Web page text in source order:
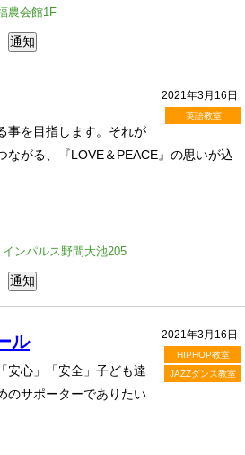
農会館1F
2021年3月16日
英語教室
事を目指します。それが
ながる、『LOVE＆PEACE』の思いが込
ンパルス野間大池205
2021年3月16日
HIPHOP教室
JAZZダンス教室
ル
安心」「安全」子ども達
のサポーターでありたい